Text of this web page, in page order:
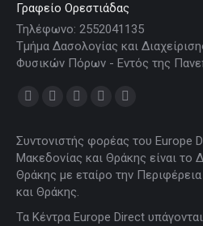
Γραφείο Ορεστιάδας
Τηλέφωνο: 2552041135
Τμήμα Δασολογίας και
Φυσικών Πόρων - Εντός της
Find us on:
opens
in
new
window
opens
in
new
window
opens
in
new
window
opens
in
window
opens
in
window
Συντονιστής φορέας του Europe
Μακεδονίας και Θράκης είναι το
Θράκης με εταίρο την
και Θράκης.
Τα Κέντρα Europe Direct